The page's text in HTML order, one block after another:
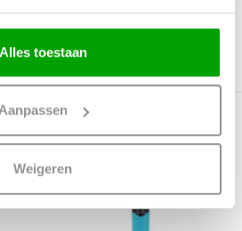
Alles toestaan
Aanpassen
Weigeren
230Volt (incl.)
uit deze serie